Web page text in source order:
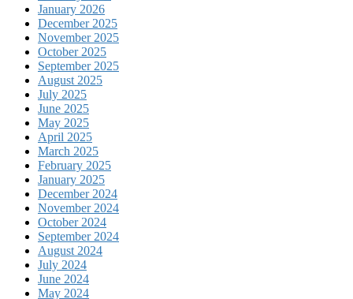
January 2026
December 2025
November 2025
October 2025
September 2025
August 2025
July 2025
June 2025
May 2025
April 2025
March 2025
February 2025
January 2025
December 2024
November 2024
October 2024
September 2024
August 2024
July 2024
June 2024
May 2024